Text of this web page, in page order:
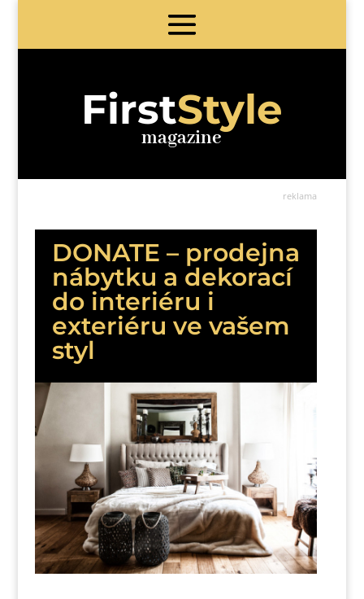
FirstStyle
magazine
reklama
DONATE – prodejna
nábytku a dekorací
do interiéru i
exteriéru ve vašem
styl